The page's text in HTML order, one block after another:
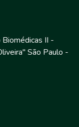
II -
São Paulo -